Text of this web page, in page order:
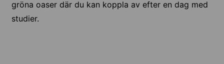
gröna oaser där du kan koppla av efter en dag med
studier.